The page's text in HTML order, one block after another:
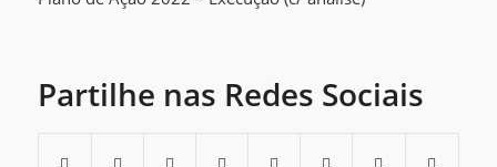
Partilhe nas Redes Sociais